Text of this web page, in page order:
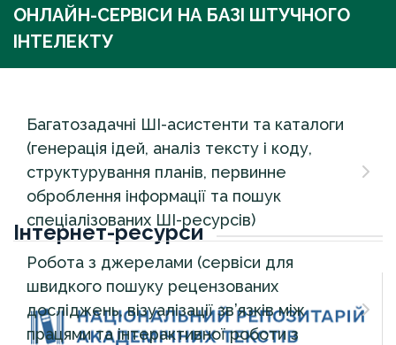
ОНЛАЙН-СЕРВІСИ НА БАЗІ ШТУЧНОГО
ІНТЕЛЕКТУ
Багатозадачні ШІ-асистенти та каталоги
(генерація ідей, аналіз тексту і коду,
структурування планів, первинне
оброблення інформації та пошук
спеціалізованих ШІ-ресурсів)
Робота з джерелами (сервіси для
швидкого пошуку рецензованих
досліджень, візуалізації зв’язків між
працями та інтерактивної роботи з
Інтернет-ресурси